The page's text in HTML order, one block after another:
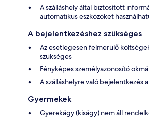
A szálláshely által biztosított
automatikus eszközöket
A bejelentkezéshez szükséges
Az esetlegesen felmerülő
szükséges
Fényképes személyazonosító
A szálláshelyre való bejelentkezés
Gyermekek
Gyerekágy (kiságy) nem áll